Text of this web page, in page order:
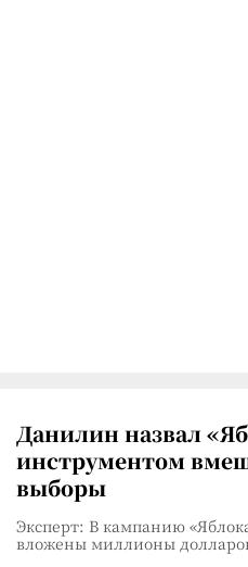
Данилин назвал
инструментом
выборы
Эксперт: В кампанию
вложены миллионы